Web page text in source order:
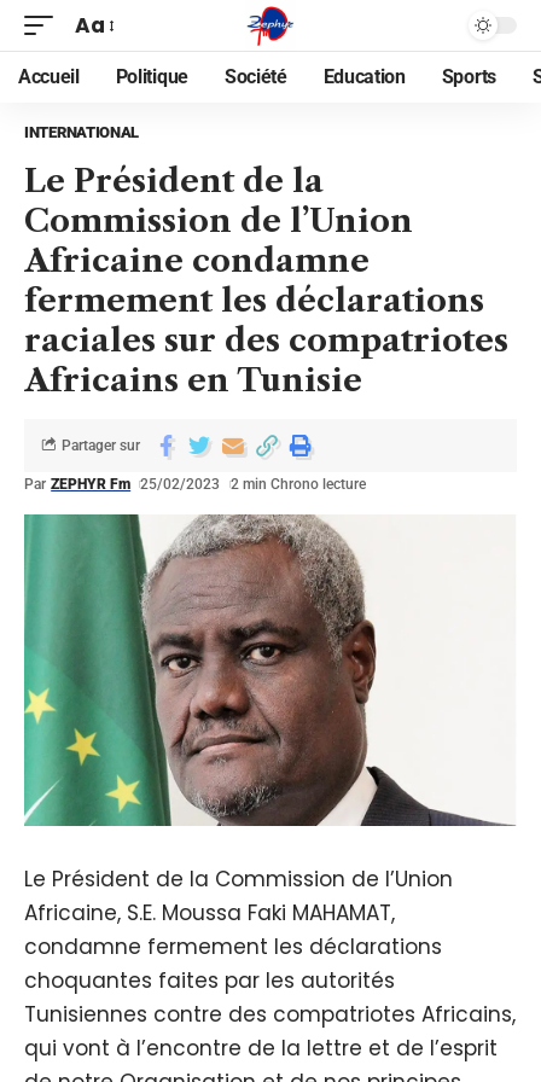
Aa
Accueil Politique Société Education Sports
INTERNATIONAL
Le Président de la
Commission de l’Union
Africaine condamne
fermement les déclarations
raciales sur des compatriotes
Africains en Tunisie
Par ZEPHYR Fm 25/02/2023 2 min Chrono lecture
Partager sur
Le Président de la Commission de l’Union
Africaine, S.E. Moussa Faki MAHAMAT,
condamne fermement les déclarations
choquantes faites par les autorités
Tunisiennes contre des compatriotes Africains,
qui vont à l’encontre de la lettre et de l’esprit